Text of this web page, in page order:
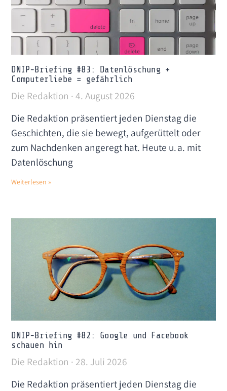
DNIP-Briefing #83: Datenlöschung +
Computerliebe = gefährlich
Die Redaktion 4. August 2026
Die Redaktion präsentiert jeden Dienstag die
Geschichten, die sie bewegt, aufgerüttelt oder
zum Nachdenken angeregt hat. Heute u. a. mit
Datenlöschung
Weiterlesen »
DNIP-Briefing #82: Google und Facebook
schauen hin
Die Redaktion
28. Juli 2026
Die Redaktion präsentiert jeden Dienstag die